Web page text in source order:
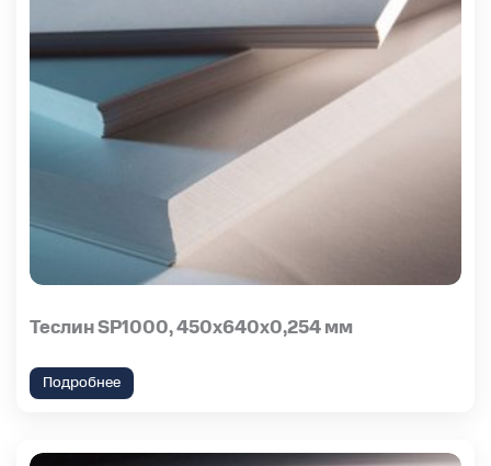
Теслин SP1000, 450х640х0,254 мм
Подробнее